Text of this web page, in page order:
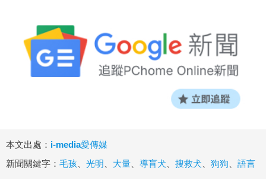
本文出處： i-media愛傳媒
新聞關鍵字： 毛孩、 光明 、 大量、 導盲犬、 搜救犬、 狗狗、 語言